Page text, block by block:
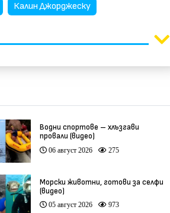
Калин Джорджеску
Водни спортове – хлъзгави
провали (видео)
06 август 2026 275
Морски животни, готови за селфи
(видео)
05 август 2026 973